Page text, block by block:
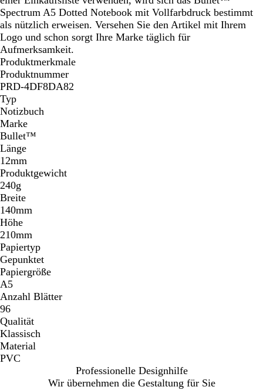
u
Spectrum A5 Dotted Notebook mit Vollfarbdruck bestimmt
als nützlich erweisen. Versehen Sie den Artikel mit Ihrem
Logo und schon sorgt Ihre Marke täglich für
Aufmerksamkeit.
Produktmerkmale
Produktnummer
PRD-4DF8DA82
Typ
Notizbuch
Marke
Bullet™
Länge
12mm
Produktgewicht
240g
Breite
140mm
Höhe
210mm
Papiertyp
Gepunktet
Papiergröße
A5
Anzahl Blätter
96
Qualität
Klassisch
Material
PVC
Professionelle Designhilfe
Wir übernehmen die Gestaltung für Sie